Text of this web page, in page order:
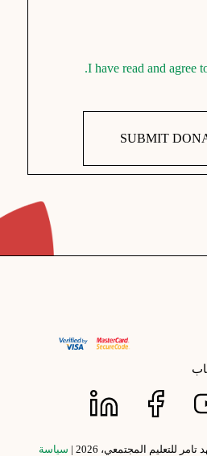
I have read and agree
.
SUBMIT
للتعليم المجتمعي، 2026 | سياسة